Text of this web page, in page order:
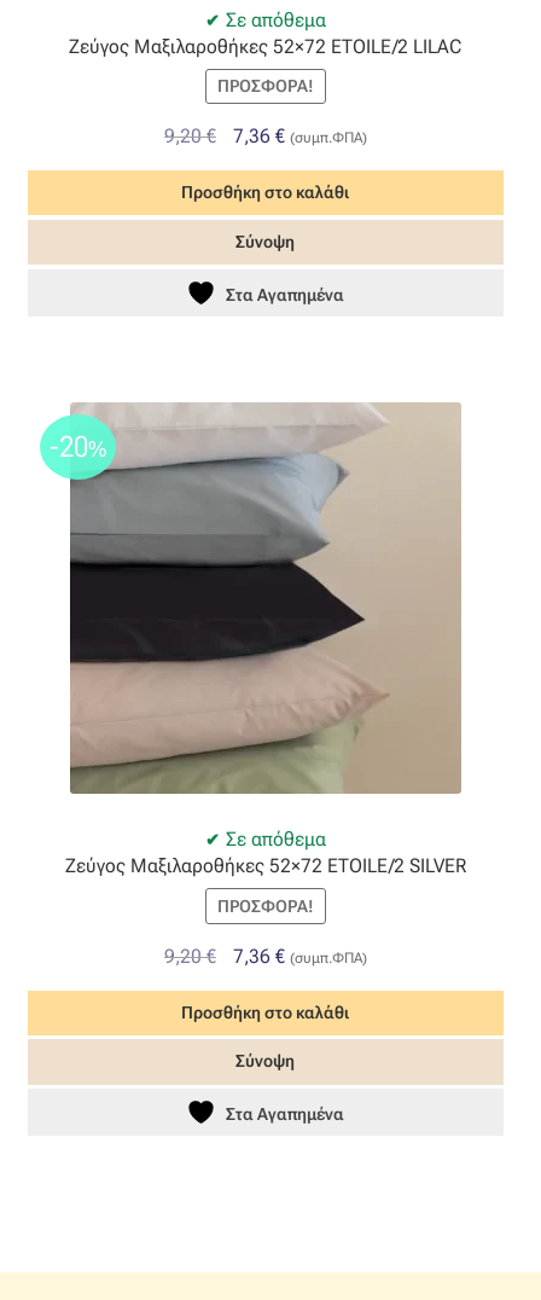
Όροι Χρήσης
ΠΙΣΤΟΠΟΙΗΣΕΙΣ ΧΑΛΙΩΝ COLORE COLORI
Πληρωμές
Σε απόθεμα
Ζεύγος Μαξιλαροθήκες 52×72 ETOILE/2 LILAC
ΠΡΟΣΦΟΡΆ!
9,20€
Original
price
was:
9,20 €.
7,36 €Η
τρέχουσα
τιμή
είναι:
7,36 €.
(συμπ.ΦΠΑ)
Προσθήκη στο καλάθι
Σύνοψη
Στα Αγαπημένα
Σε απόθεμα
-20%
Ζεύγος Μαξιλαροθήκες 52×72 ETOILE/2 SILVER
ΠΡΟΣΦΟΡΆ!
9,20€
Original
was:
9,20 €.
7,36 €Η
τιμή
είναι:
7,36 €.
(συμπ.ΦΠΑ)
Προσθήκη στο καλάθι
Σύνοψη
Στα Αγαπημένα